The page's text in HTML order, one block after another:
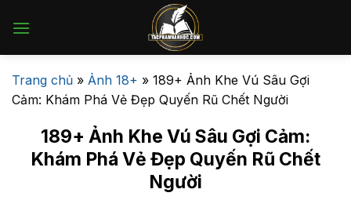
qua
Trang chủ » Ảnh 18+ » 189+ Ảnh Khe Vú Sâu Gợi
Cảm: Khám Phá Vẻ Đẹp Quyến Rũ Chết Người
189+ Ảnh Khe Vú Sâu Gợi Cảm:
Khám Phá Vẻ Đẹp Quyến Rũ Chết
Người